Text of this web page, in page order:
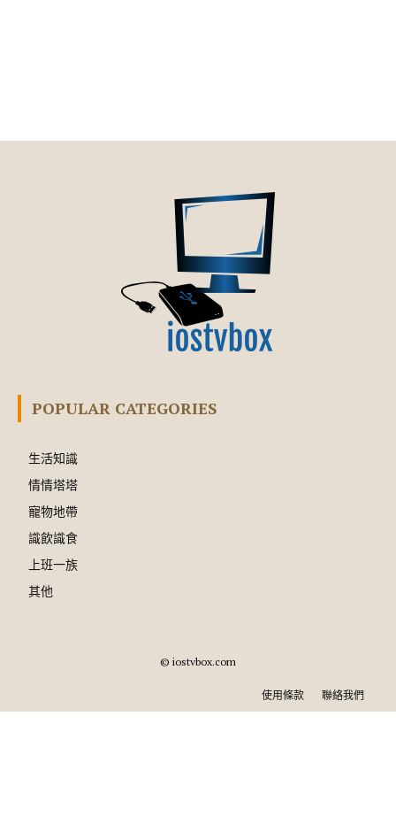
POPULAR CATEGORIES
生活知識
情情塔塔
寵物地帶
識飲識食
上班一族
其他
© iostvbox.com
使用條款 聯絡我們